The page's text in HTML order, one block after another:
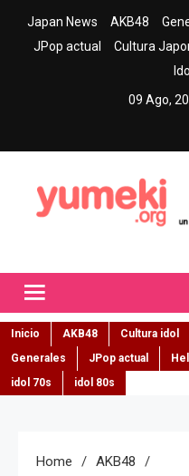
Japan News AKB48
JPop actual
Cultura
09 Ago,
Inicio AKB48 Cultura idol
Generales
JPop actual
idol 70s
idol 80s
Home
AKB48